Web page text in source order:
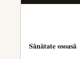
Sănătate osoasă